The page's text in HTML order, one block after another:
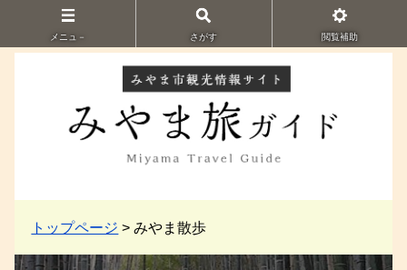
メニュ－ さがす 閲覧補助
トップページ > みやま散歩